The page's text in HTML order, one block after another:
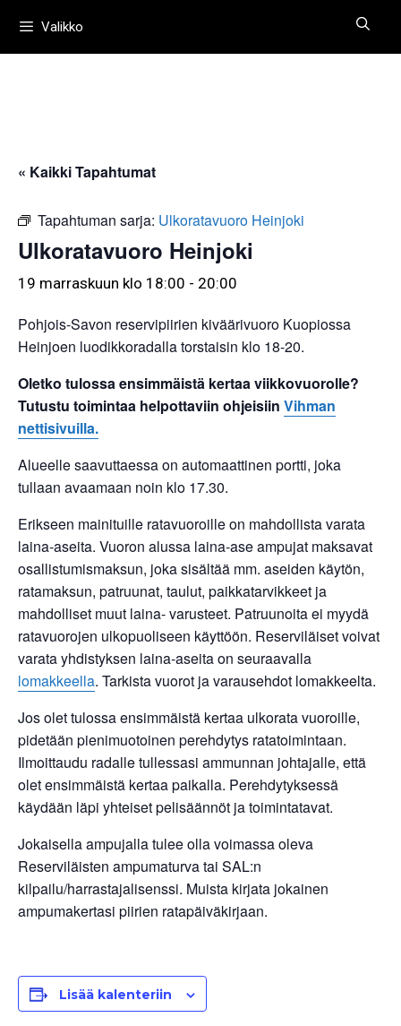
sisältöönValikko
« Kaikki Tapahtumat
Tapahtuman sarja: Ulkoratavuoro Heinjoki
Ulkoratavuoro Heinjoki
19 marraskuun klo 18:00 - 20:00
Pohjois-Savon reservipiirien kiväärivuoro Kuopiossa
Heinjoen luodikkoradalla torstaisin klo 18-20.
Oletko tulossa ensimmäistä kertaa viikkovuorolle?
Tutustu toimintaa helpottaviin ohjeisiin Vihman
nettisivuilla.
Alueelle saavuttaessa on automaattinen portti, joka
tullaan avaamaan noin klo 17.30.
Erikseen mainituille ratavuoroille on mahdollista varata
laina-aseita. Vuoron alussa laina-ase ampujat maksavat
osallistumismaksun, joka sisältää mm. aseiden käytön,
ratamaksun, patruunat, taulut, paikkatarvikkeet ja
mahdolliset muut laina- varusteet. Patruunoita ei myydä
ratavuorojen ulkopuoliseen käyttöön. Reserviläiset voivat
varata yhdistyksen laina-aseita on seuraavalla
lomakkeella. Tarkista vuorot ja varausehdot lomakkeelta.
Jos olet tulossa ensimmäistä kertaa ulkorata vuoroille,
pidetään pienimuotoinen perehdytys ratatoimintaan.
Ilmoittaudu radalle tullessasi ammunnan johtajalle, että
olet ensimmäistä kertaa paikalla. Perehdytyksessä
käydään läpi yhteiset pelisäännöt ja toimintatavat.
Jokaisella ampujalla tulee olla voimassa oleva
Reserviläisten ampumaturva tai SAL:n
kilpailu/harrastajalisenssi. Muista kirjata jokainen
ampumakertasi piirien ratapäiväkirjaan.
Lisää kalenteriin